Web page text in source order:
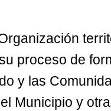
proceso de
y las
Municipio y